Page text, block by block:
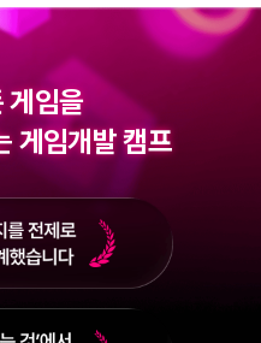
게임을
게임개발 캠프